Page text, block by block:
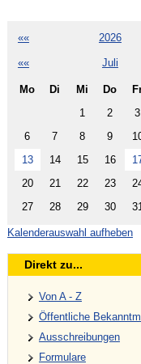
«« 2026
«« Juli
Mo Di Mi Do
1
2 3
6
7 8 9
13
14 15 16
20
21 22 23
27
28 29 30 31
Kalenderauswahl aufheben
Direkt zu...
Von A - Z
Öffentliche
Ausschreibungen
Formulare